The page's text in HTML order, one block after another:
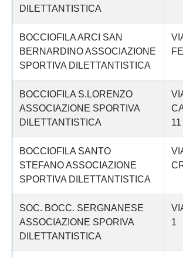
DILETTANTISTICA
BOCCIOFILA ARCI SAN
BERNARDINO ASSOCIAZIONE
SPORTIVA DILETTANTISTICA
BOCCIOFILA S.LORENZO
ASSOCIAZIONE SPORTIVA
DILETTANTISTICA
11
BOCCIOFILA SANTO
STEFANO ASSOCIAZIONE
SPORTIVA DILETTANTISTICA
SOC. BOCC. SERGNANESE
ASSOCIAZIONE SPORIVA
DILETTANTISTICA
1